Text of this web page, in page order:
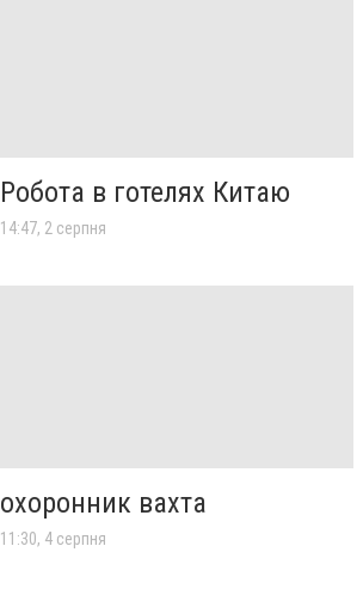
Робота в готелях Китаю
14:47, 2 серпня
охоронник вахта
11:30, 4 серпня